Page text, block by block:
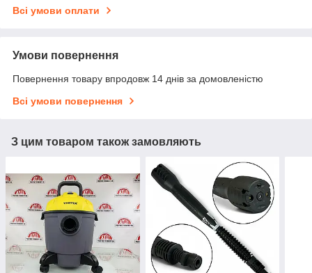
Всі умови оплати
Умови повернення
Повернення товару впродовж 14 днів за домовленістю
Всі умови повернення
З цим товаром також замовляють